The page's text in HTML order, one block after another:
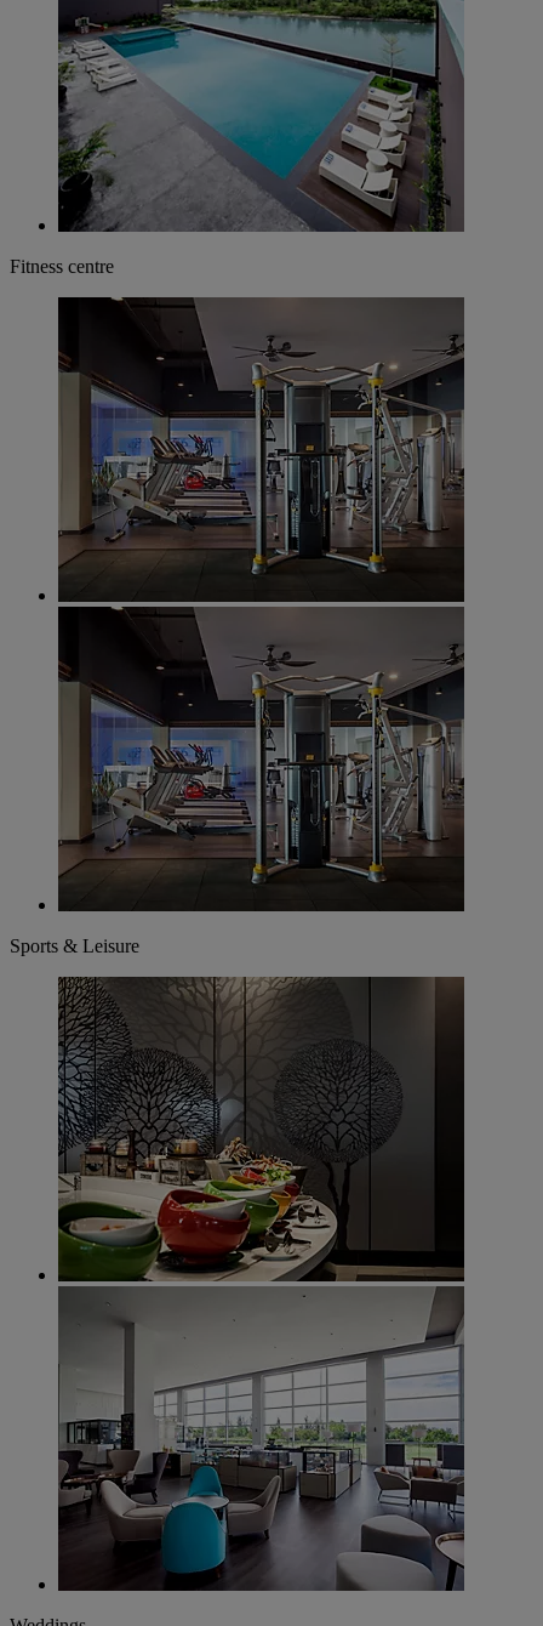
Fitness centre
Sports & Leisure